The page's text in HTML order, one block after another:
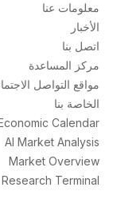
معلومات عنا
الأخبار
اتصل بنا
مركز المساعدة
مواقع التواصل
الخاصة بنا
Calendar
AI Market Analysis
Market Overview
Research Terminal